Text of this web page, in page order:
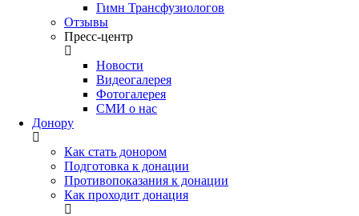
Гимн Трансфузиологов
Отзывы
Пресс-центр
Новости
Видеогалерея
Фотогалерея
СМИ о нас
Донору
Как стать донором
Подготовка к донации
Противопоказания к донации
Как проходит донация